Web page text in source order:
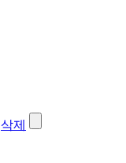
삭제